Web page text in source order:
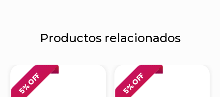
Productos relacionados
5
% OFF 5
% OFF